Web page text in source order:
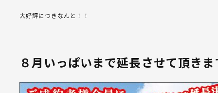
大好評につきなんと！！
８月いっぱいまで延長させて頂き